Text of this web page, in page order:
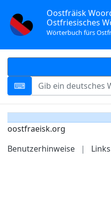
Oostfräisk
Ostfriesisches
Wörterbuch fürs
oostfraeisk.org
Benutzerhinweise
| Links